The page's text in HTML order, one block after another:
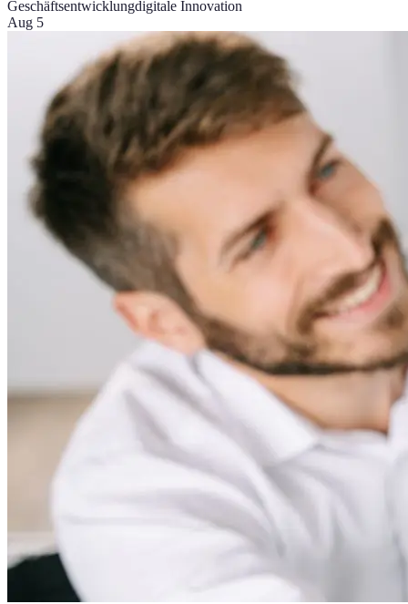
Geschäftsentwicklungdigitale Innovation
Aug 5